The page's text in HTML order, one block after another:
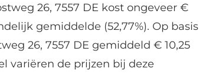
26, 7557 DE kost ongeveer €
gemiddelde (52,77%). Op basis
26, 7557 DE gemiddeld € 10,25
variëren de prijzen bij deze